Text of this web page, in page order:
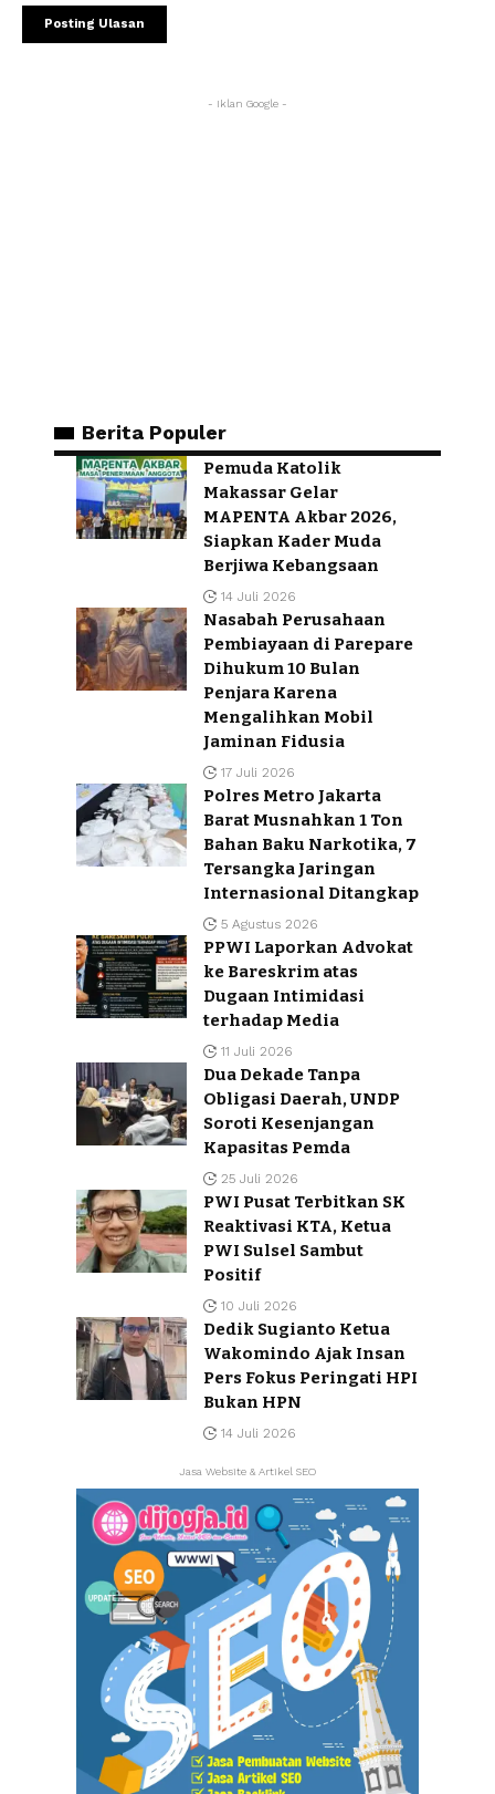
- Iklan Google -
Berita Populer
Pemuda Katolik
Makassar Gelar
MAPENTA Akbar 2026,
Siapkan Kader Muda
Berjiwa Kebangsaan
14 Juli 2026
Nasabah Perusahaan
Pembiayaan di Parepare
Dihukum 10 Bulan
Penjara Karena
Mengalihkan Mobil
Jaminan Fidusia
17 Juli 2026
Polres Metro Jakarta
Barat Musnahkan 1 Ton
Bahan Baku Narkotika, 7
Tersangka Jaringan
Internasional Ditangkap
5 Agustus 2026
PPWI Laporkan Advokat
ke Bareskrim atas
Dugaan Intimidasi
terhadap Media
11 Juli 2026
Dua Dekade Tanpa
Obligasi Daerah, UNDP
Soroti Kesenjangan
Kapasitas Pemda
25 Juli 2026
PWI Pusat Terbitkan SK
Reaktivasi KTA, Ketua
PWI Sulsel Sambut
Positif
10 Juli 2026
Dedik Sugianto Ketua
Wakomindo Ajak Insan
Pers Fokus Peringati HPI
Bukan HPN
14 Juli 2026
Jasa Website & Artikel SEO